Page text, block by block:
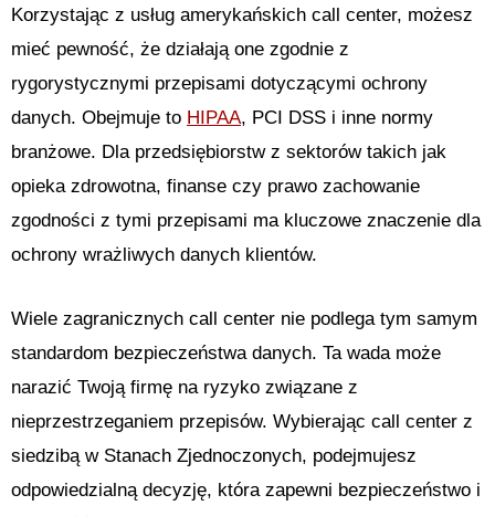
Korzystając z usług amerykańskich call center, możesz
mieć pewność, że działają one zgodnie z
rygorystycznymi przepisami dotyczącymi ochrony
danych. Obejmuje to HIPAA, PCI DSS i inne normy
branżowe. Dla przedsiębiorstw z sektorów takich jak
opieka zdrowotna, finanse czy prawo zachowanie
zgodności z tymi przepisami ma kluczowe znaczenie dla
ochrony wrażliwych danych klientów.
Wiele zagranicznych call center nie podlega tym samym
standardom bezpieczeństwa danych. Ta wada może
narazić Twoją firmę na ryzyko związane z
nieprzestrzeganiem przepisów. Wybierając call center z
siedzibą w Stanach Zjednoczonych, podejmujesz
odpowiedzialną decyzję, która zapewni bezpieczeństwo i